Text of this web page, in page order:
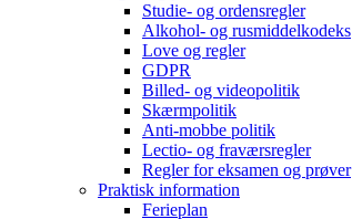
Studie- og ordensregler
Alkohol- og rusmiddelkodeks
Love og regler
GDPR
Billed- og videopolitik
Skærmpolitik
Anti-mobbe politik
Lectio- og fraværsregler
Regler for eksamen og prøver
Praktisk information
Ferieplan